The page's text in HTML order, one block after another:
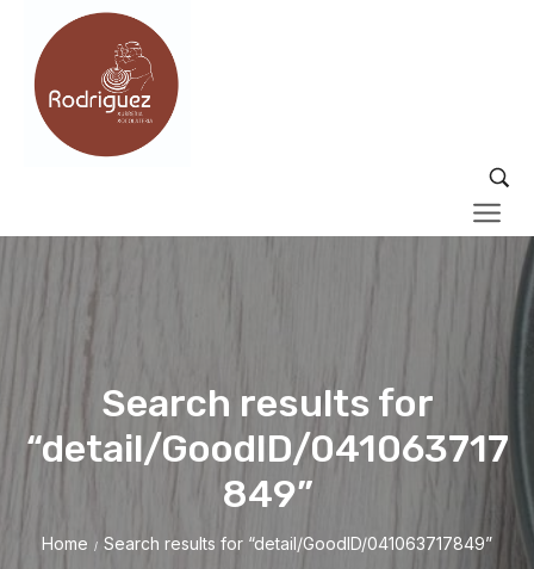
Search results for
“detail/GoodID/041063717
849”
Home / Search results for “detail/GoodID/041063717849”